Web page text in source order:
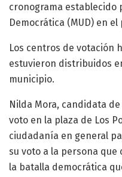
cronograma establecido
Democrática (MUD) en
Los centros de votación
estuvieron distribuidos
municipio.
Nilda Mora, candidata
voto en la plaza de Los
ciudadanía en general
su voto a la persona que
la batalla democrática